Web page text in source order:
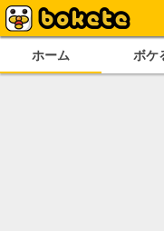
ホーム ボケ